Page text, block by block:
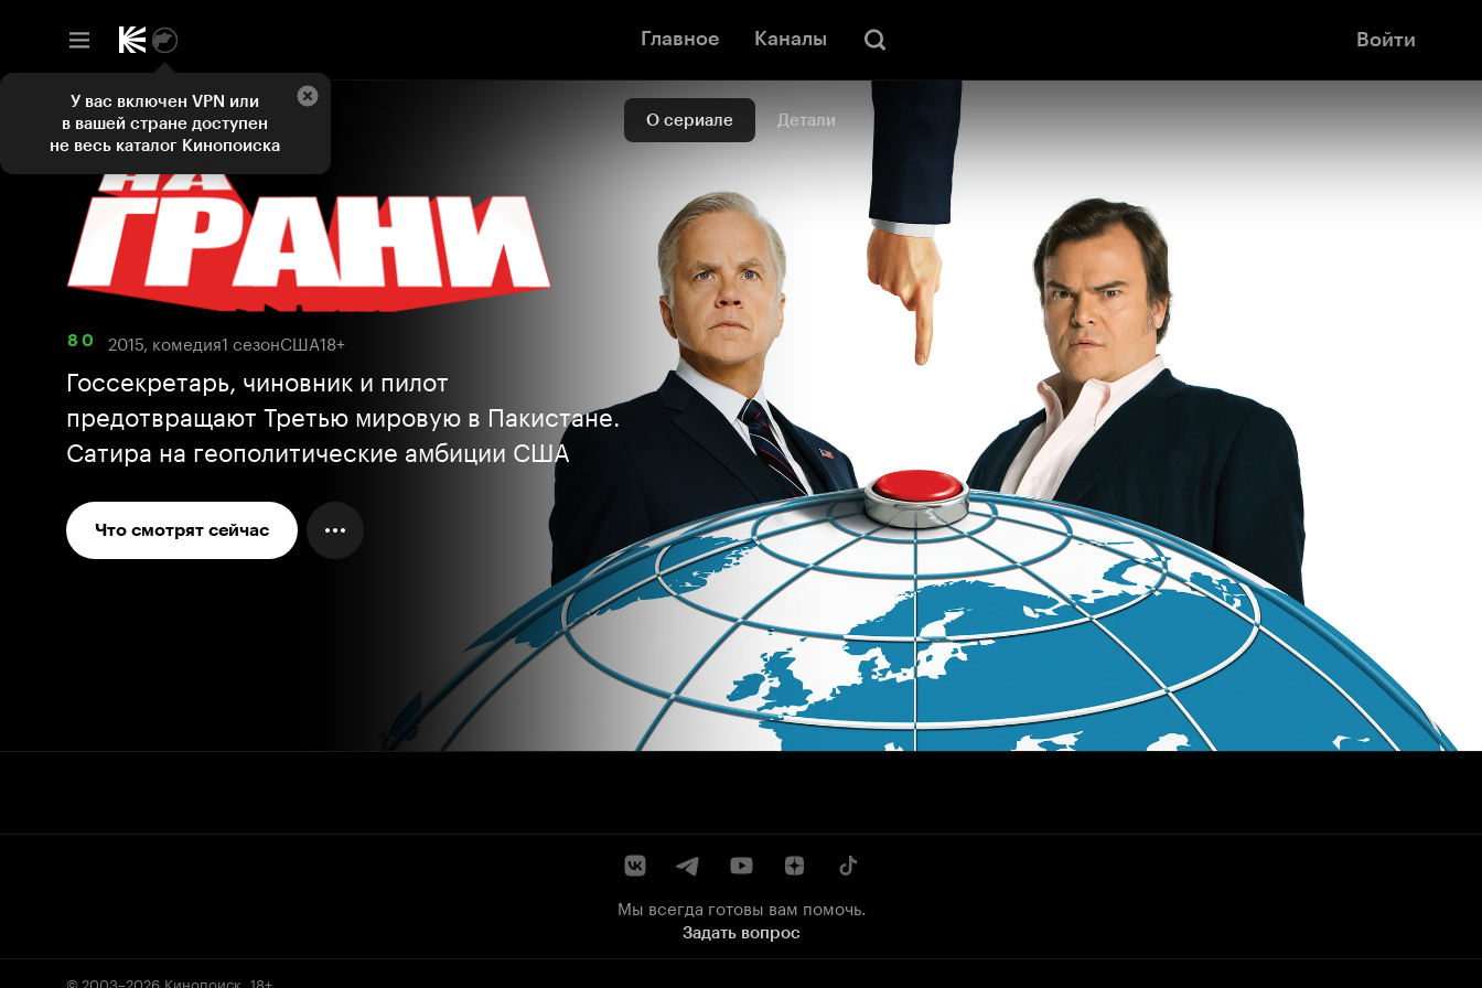
Главное Каналы Войти
О сериале Детали
8 0 2015, комедия1 сезонСША18+
Госсекретарь, чиновник и пилот
предотвращают Третью мировую в Пакистане.
Сатира на геополитические амбиции США
Что смотрят сейчас
Мы всегда готовы вам помочь.
Задать вопрос
© 2003–2026 Кинопоиск 18+
У вас включен VPN или
в вашей стране доступен
не весь каталог Кинопоиска